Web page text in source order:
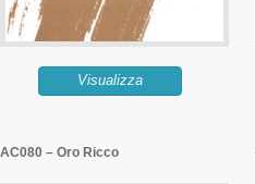
Visualizza
AC080 – Oro Ricco